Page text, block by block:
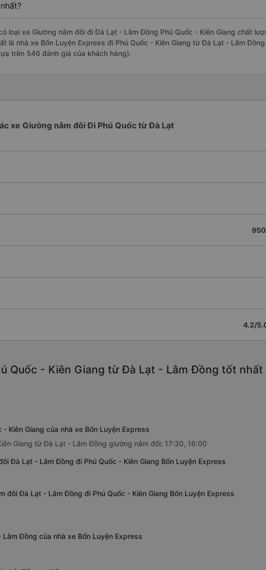
loại xe Giường nằm đôi đi Đà Lạt - Lâm Đồng Phú Quốc - Kiên Giang chất
là nhà xe Bốn Luyện Express đi Phú Quốc - Kiên Giang từ Đà Lạt - Lâm
trên 546 đánh giá của khách hàng).
xe Giường nằm đôi Đi Phú Quốc từ Đà Lạt
4.2/
Quốc - Kiên Giang từ Đà Lạt - Lâm Đồng tốt nhất
Kiên Giang của nhà xe Bốn Luyện Express
Giang từ Đà Lạt - Lâm Đồng giường nằm đôi: 17:30, 16:00
Đà Lạt - Lâm Đồng đi Phú Quốc - Kiên Giang Bốn Luyện Express
Đà Lạt - Lâm Đồng đi Phú Quốc - Kiên Giang Bốn Luyện Express
Đồng của nhà xe Bốn Luyện Express